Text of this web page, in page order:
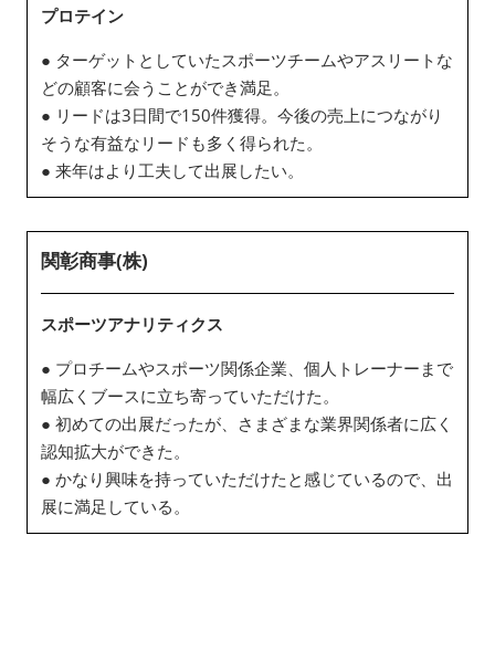
プロテイン
● ターゲットとしていたスポーツチームやアスリートな
どの顧客に会うことができ満足。
● リードは3日間で150件獲得。今後の売上につながり
そうな有益なリードも多く得られた。
● 来年はより工夫して出展したい。
関彰商事(株)
スポーツアナリティクス
● プロチームやスポーツ関係企業、個人トレーナーまで
幅広くブースに立ち寄っていただけた。
● 初めての出展だったが、さまざまな業界関係者に広く
認知拡大ができた。
● かなり興味を持っていただけたと感じているので、出
展に満足している。